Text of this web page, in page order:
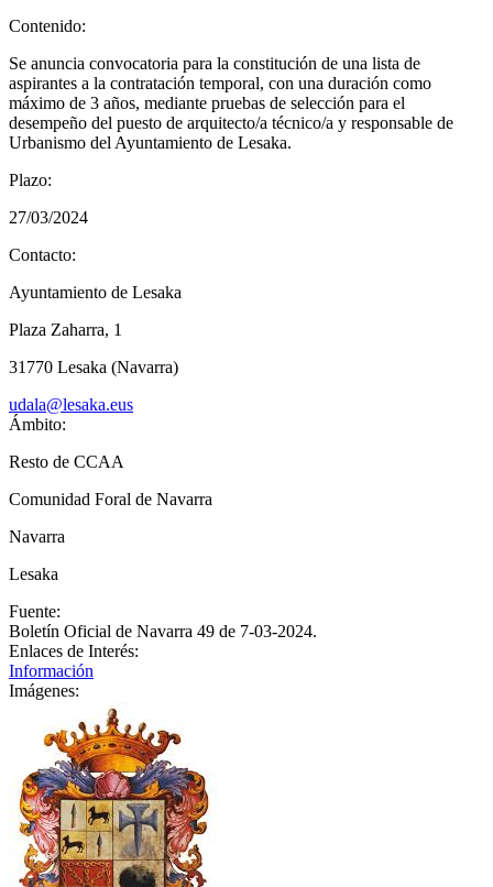
Contenido:
Se anuncia convocatoria para la constitución de una lista de
aspirantes a la contratación temporal, con una duración como
máximo de 3 años, mediante pruebas de selección para el
desempeño del puesto de arquitecto/a técnico/a y responsable de
Urbanismo del Ayuntamiento de Lesaka.
Plazo:
27/03/2024
Contacto:
Ayuntamiento de Lesaka
Plaza Zaharra, 1
31770 Lesaka (Navarra)
udala@lesaka.eus
Ámbito:
Resto de CCAA
Comunidad Foral de Navarra
Navarra
Lesaka
Fuente:
Boletín Oficial de Navarra 49 de 7-03-2024.
Enlaces de Interés:
Información
Imágenes: